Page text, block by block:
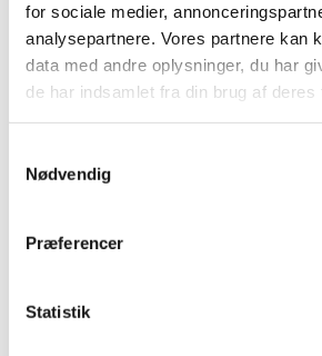
for sociale medier,
analysepartnere. Vores partnere kan
data med andre oplysninger, du har
de har indsamlet fra din brug af deres
Nødvendig
Præferencer
Statistik
Årets kunster i Rudersdal
Den lokale billedkunstner Jette
”Jettes Bergs billedverden kan
det er stemninger fortalt med
lag på lag. De mange lag, som